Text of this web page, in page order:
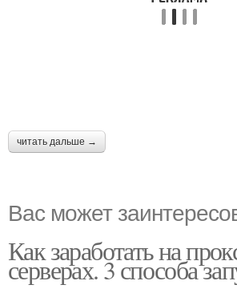
читать дальше →
Вас может
Как заработать на
серверах. 3 способа